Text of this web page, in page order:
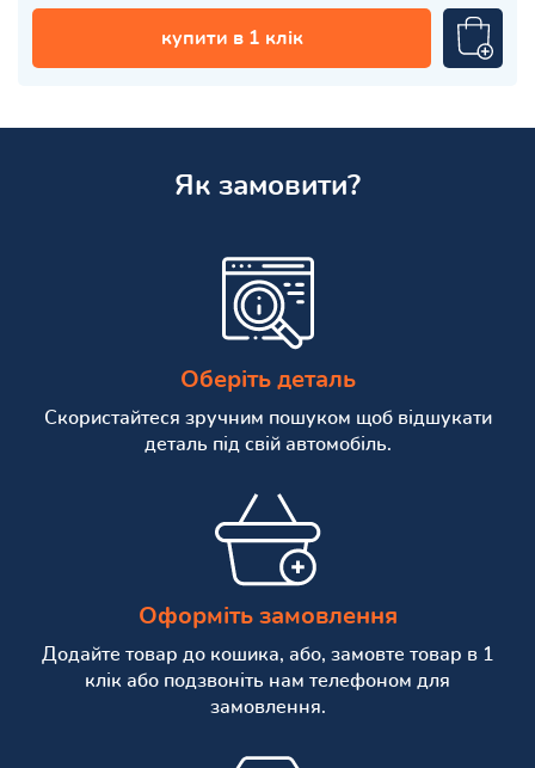
купити в 1 клік
Як замовити?
Оберіть деталь
Скористайтеся зручним пошуком щоб відшукати
деталь під свій автомобіль.
Оформіть замовлення
Додайте товар до кошика, або, замовте товар в 1
клік або подзвоніть нам телефоном для
замовлення.